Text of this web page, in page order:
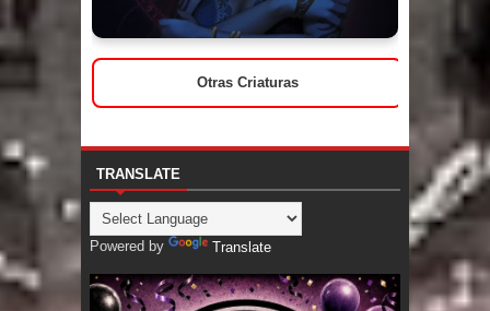
Otras Criaturas
TRANSLATE
Powered by Translate